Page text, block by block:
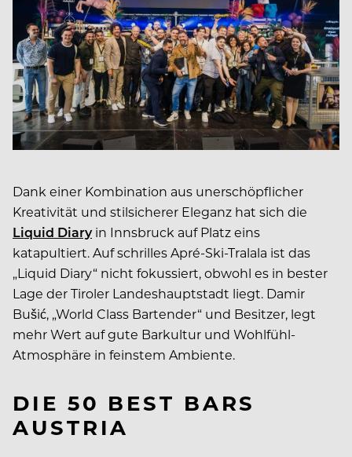
Dank einer Kombination aus unerschöpflicher
Kreativität und stilsicherer Eleganz hat sich die
Liquid Diaryin Innsbruck auf Platz eins
katapultiert. Auf schrilles Apré-Ski-Tralala ist das
„Liquid Diary“ nicht fokussiert, obwohl es in bester
Lage der Tiroler Landeshauptstadt liegt. Damir
Bušić, „World Class Bartender“ und Besitzer, legt
mehr Wert auf gute Barkultur und Wohlfühl-
Atmosphäre in feinstem Ambiente.
DIE 50 BEST BARS
AUSTRIA